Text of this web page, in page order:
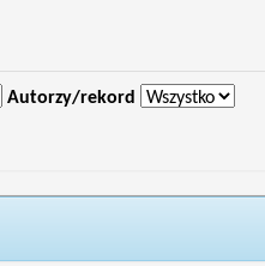
Autorzy/rekord